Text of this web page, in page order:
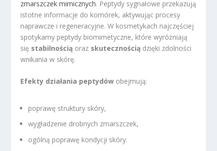
zmarszczek mimicznych. Peptydy sygnałowe przekazują
istotne informacje do komórek, aktywując procesy
naprawcze i regeneracyjne. W kosmetykach najczęściej
spotykamy peptydy biomimetyczne, które wyróżniają
się stabilnością oraz skutecznością dzięki zdolności
wnikania w skórę.
Efekty działania peptydów obejmują:
poprawę struktury skóry,
wygładzenie drobnych zmarszczek,
ogólną poprawę kondycji skóry.